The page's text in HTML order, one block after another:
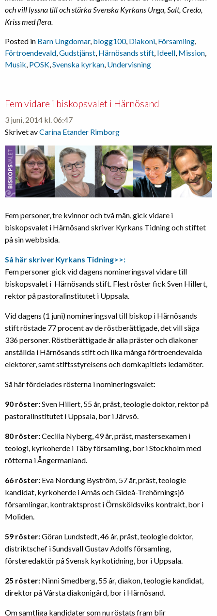
och vill lyssna till och stärka Svenska Kyrkans Unga, Salt, Credo,
Kriss med flera.
Posted in Barn Ungdomar, blogg100, Diakoni, Församling,
Förtroendevald,Gudstjänst, Härnösands stift, Ideell, Mission,
Musik, POSK,Svenska kyrkan, Undervisning
Fem vidare i biskopsvalet i Härnösand
3 juni, 2014 kl. 06:47
Skrivet avCarina Etander Rimborg
Fem personer, tre kvinnor och två män, gick vidare i
biskopsvalet i Härnösand skriver Kyrkans Tidning och stiftet
på sin webbsida.
Så här skriver Kyrkans Tidning>>:
Fem personer gick vid dagens nomineringsval vidare till
biskopsvalet i Härnösands stift. Flest röster fick Sven Hillert,
rektor på pastoralinstitutet i Uppsala.
Vid dagens (1 juni) nomineringsval till biskop i Härnösands
stift röstade 77 procent av de röstberättigade, det vill säga
336 personer. Röstberättigade är alla präster och diakoner
anställda i Härnösands stift och lika många förtroendevalda
elektorer, samt stiftsstyrelsens och domkapitlets ledamöter.
Så här fördelades rösterna i nomineringsvalet:
90 röster:Sven Hillert, 55 år, präst, teologie doktor, rektor på
pastoralinstitutet i Uppsala, bor i Järvsö.
80 röster:Cecilia Nyberg, 49 år, präst, mastersexamen i
teologi, kyrkoherde i Täby församling, bor i Stockholm med
rötterna i Ångermanland.
66 röster: Eva Nordung Byström, 57 år, präst, teologie
kandidat, kyrkoherde i Arnäs och Gideå-Trehörningsjö
församlingar, kontraktsprost i Örnsköldsviks kontrakt, bor i
Moliden.
59 röster:Göran Lundstedt, 46 år, präst, teologie doktor,
distriktschef i Sundsvall Gustav Adolfs församling,
försteredaktör på Svensk kyrkotidning, bor i Uppsala.
25 röster: Ninni Smedberg, 55 år, diakon, teologie kandidat,
direktor på Vårsta diakonigård, bor i Härnösand.
Om samtliga kandidater som nu röstats fram blir